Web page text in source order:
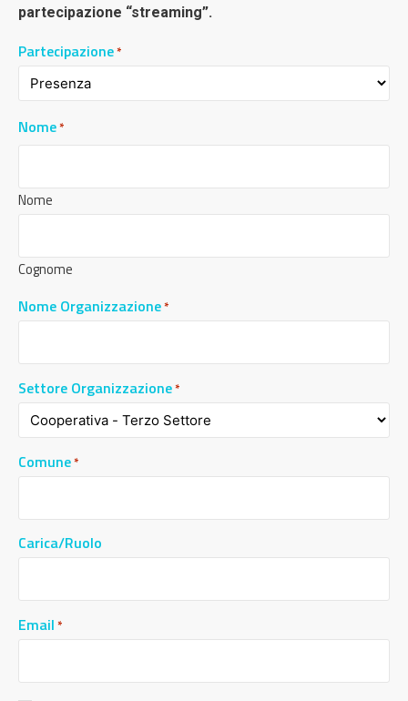
partecipazione “streaming”.
Partecipazione*
Nome*
Nome
Cognome
Nome Organizzazione*
Settore Organizzazione*
Comune*
Carica/Ruolo
Email *